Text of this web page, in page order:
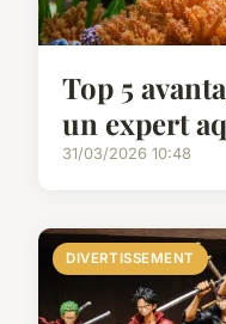
Top 5
un expert
31/03/2026 10:48
DIVERTISSEMENT